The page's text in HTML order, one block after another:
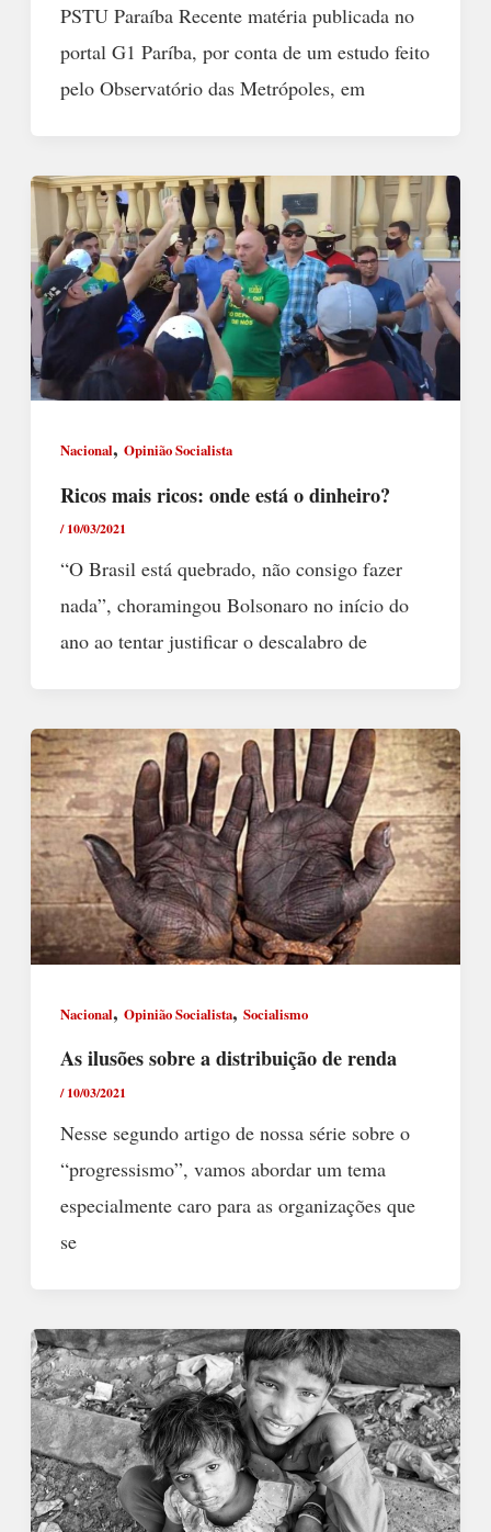
PSTU Paraíba Recente matéria publicada no
portal G1 Paríba, por conta de um estudo feito
pelo Observatório das Metrópoles, em
Nacional, Opinião Socialista
Ricos mais ricos: onde está o dinheiro?
/10/03/2021
“O Brasil está quebrado, não consigo fazer
nada”, choramingou Bolsonaro no início do
ano ao tentar justificar o descalabro de
Nacional, Opinião Socialista, Socialismo
As ilusões sobre a distribuição de renda
/10/03/2021
Nesse segundo artigo de nossa série sobre o
“progressismo”, vamos abordar um tema
especialmente caro para as organizações que
se